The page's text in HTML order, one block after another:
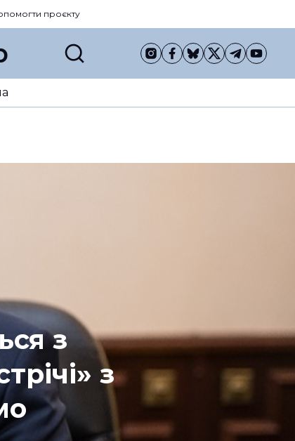
проєкту
з
з